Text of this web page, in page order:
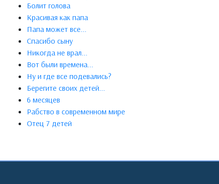
Болит голова
Красивая как папа
Папа может все...
Спасибо сыну
Никогда не врал...
Вот были времена...
Ну и где все подевались?
Берегите своих детей...
6 месяцев
Рабство в современном мире
Отец 7 детей